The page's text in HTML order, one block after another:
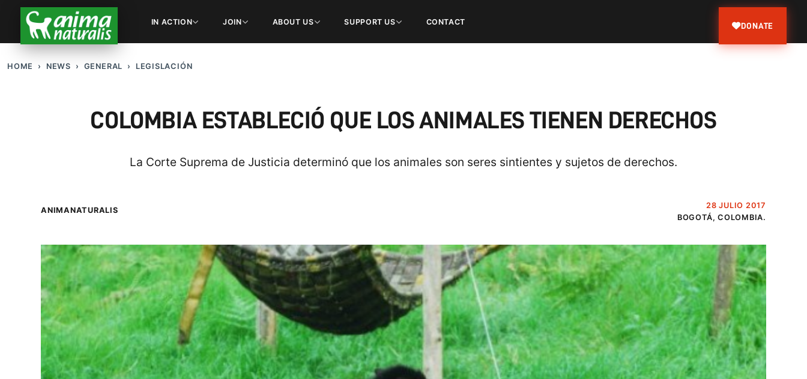
IN ACTION JOIN ABOUT US SUPPORT US CONTACT DONATE
HOME NEWS GENERAL LEGISLACIÓN
COLOMBIA ESTABLECIÓ QUE LOS ANIMALES TIENEN DERECHOS
La Corte Suprema de Justicia determinó que los animales son seres sintientes y sujetos de derechos.
ANIMANATURALIS
28 JULIO 2017
BOGOTÁ, COLOMBIA.